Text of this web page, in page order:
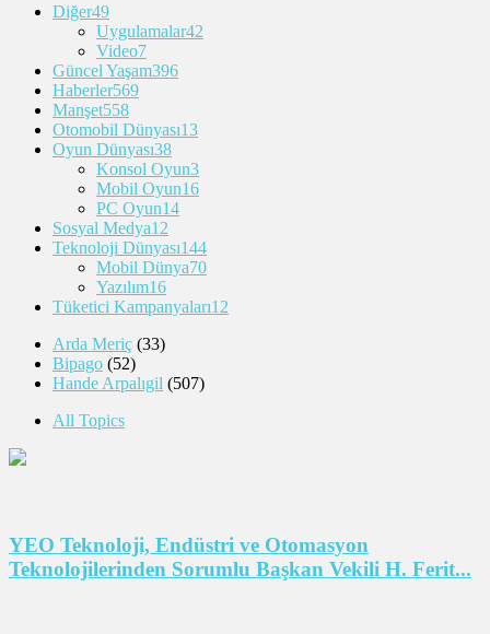
Diğer49
Uygulamalar42
Video7
Güncel Yaşam396
Haberler569
Manşet558
Otomobil Dünyası13
Oyun Dünyası38
Konsol Oyun3
Mobil Oyun16
PC Oyun14
Sosyal Medya12
Teknoloji Dünyası144
Mobil Dünya70
Yazılım16
Tüketici Kampanyaları12
Arda Meriç (33)
Bipago (52)
Hande Arpalıgil (507)
All Topics
YEO Teknoloji, Endüstri ve Otomasyon
Teknolojilerinden Sorumlu Başkan Vekili H. Ferit...